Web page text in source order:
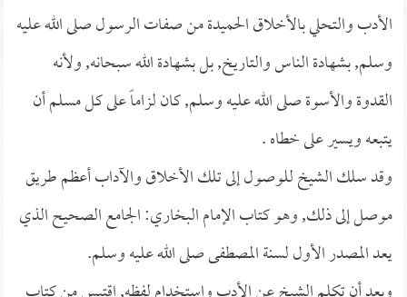
الأدب والتحلي بالأخلاق الحميدة من صفات الرسول صلى الله عليه
وسلم, بشهادة الناس والتاريخ, بل بشهادة الله سبحانه, ولأنه
القدوة والأسوة صلى الله عليه وسلم, كان لزاماً على كل مسلم أن
يتبعه ويسير على خطاه .
وقد سلك الشيخ للوصول إلى تلك الأخلاق والآداب أعظم طريق
موصل إلى ذلك, وهو كتاب الإمام البخاري: الجامع الصحيح الذي
يعد المصدر الأول لسنة المصطفى صلى الله عليه وسلم.